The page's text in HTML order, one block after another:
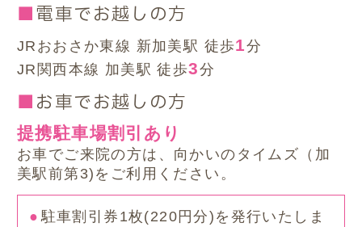
電車でお越しの方
JRおおさか東線 新加美駅 徒歩1分
JR関西本線 加美駅 徒歩3分
お車でお越しの方
提携駐車場割引あり
お車でご来院の方は、向かいのタイムズ（加
美駅前第3)をご利用ください。
駐車割引券1枚(220円分)を発行いたしま